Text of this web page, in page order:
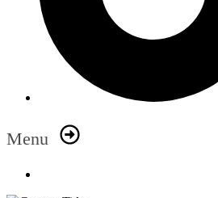
Menu